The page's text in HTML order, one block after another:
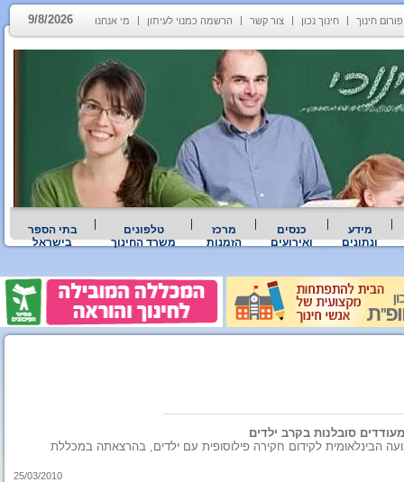
פורום חינוך חינוך נכון צור קשר הרשמה כמנוי לעיתון מי אנחנו 9/8/2026
מידע
ונתונים
כנסים
ואירועים
מרכז
הזמנות
טלפונים
משרד החינוך
בתי הספר
בישראל
סובלנות בקרב ילדים
הבינלאומית לקידום חקירה פילוסופית עם ילדים, בהרצאתה במכללת
25/03/2010